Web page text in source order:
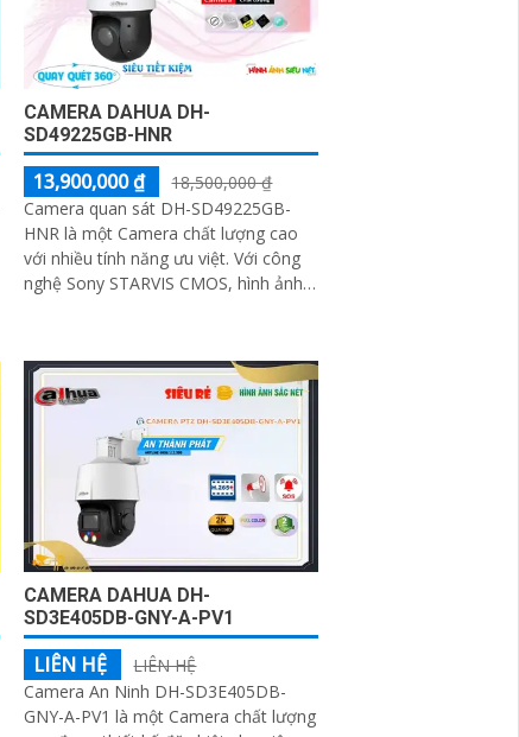
CAMERA DAHUA DH-
SD49225GB-HNR
13,900,000 ₫
18,500,000 ₫
Camera quan sát DH-SD49225GB-
HNR là một Camera chất lượng cao
với nhiều tính năng ưu việt. Với công
nghệ Sony STARVIS CMOS, hình ảnh
năng hồng ngoại lên đến 100m
CAMERA DAHUA DH-
SD3E405DB-GNY-A-PV1
LIÊN HỆ
LIÊN HỆ
Camera An Ninh DH-SD3E405DB-
GNY-A-PV1 là một Camera chất lượng